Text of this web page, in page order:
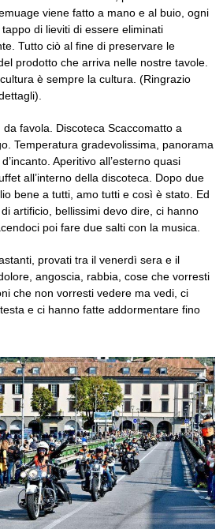
viene fatto a mano e al buio, ogni
di lieviti di essere eliminati
Tutto ciò al fine di preservare le
prodotto che arriva nelle nostre tavole.
è sempre la cultura. (Ringrazio
favola. Discoteca Scaccomatto a
Temperatura gradevolissima, panorama
Aperitivo all’esterno quasi
all’interno della discoteca. Dopo due
bene a tutti, amo tutti e così è stato. Ed
artificio, bellissimi devo dire, ci hanno
poi fare due salti con la musica.
provati tra il venerdì sera e il
angoscia, rabbia, cose che vorresti
che non vorresti vedere ma vedi, ci
e ci hanno fatte addormentare fino